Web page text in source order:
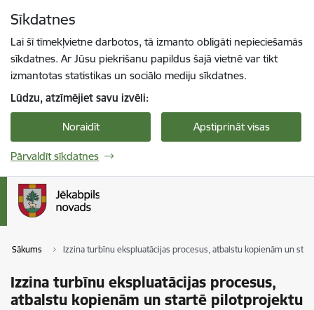
Sīkdatnes
Lai šī tīmekļvietne darbotos, tā izmanto obligāti nepieciešamās
sīkdatnes. Ar Jūsu piekrišanu papildus šajā vietnē var tikt
izmantotas statistikas un sociālo mediju sīkdatnes.
Lūdzu, atzīmējiet savu izvēli:
Noraidīt Apstiprināt visas
Pārvaldīt sīkdatnes
Sākums Izzina turbīnu ekspluatācijas procesus, atbalstu kopienām un
Izzina turbīnu ekspluatācijas procesus,
atbalstu kopienām un startē pilotprojektu